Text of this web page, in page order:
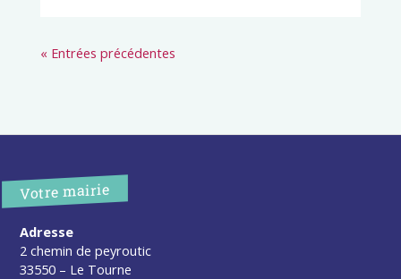
« Entrées précédentes
Votre mairie
Adresse
2 chemin de peyroutic
33550 – Le Tourne